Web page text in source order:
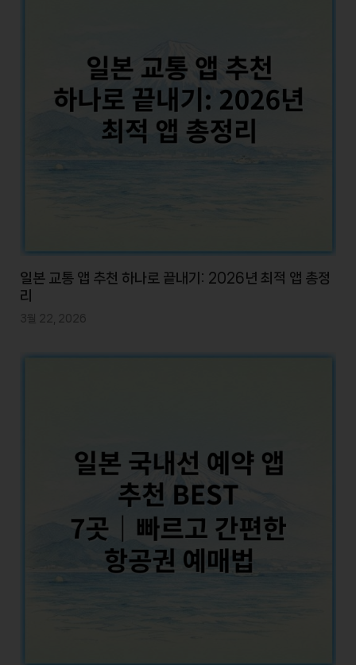
일본 교통 앱 추천 하나로 끝내기: 2026년 최적 앱 총정
리
3월 22, 2026